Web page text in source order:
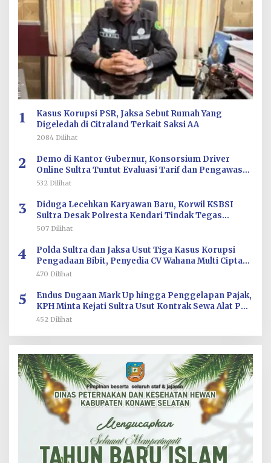
1
Kasus Korupsi PSR, Jaksa Sebut Rumah Yang
Digeledah di Citraland Terkait Saksi AA
2084 Dilihat
2
Demo di Kantor Gubernur, Konsorsium Driver
Online Sultra Tuntut Evaluasi Tarif dan Pengawasan
Aplikasi
532 Dilihat
3
Diduga Lecehkan Karyawan Baru, Korwil KSBSI
Sultra Desak Polresta Kendari Tindak Tegas
Oknum BM PT TSJ
507 Dilihat
4
Polda Sultra dan Jaksa Usut Tiga Kasus Korupsi
Pengadaan Bibit, Penyedia CV Wahana Multi Cipta
Terperiksa
470 Dilihat
5
Endus Dugaan Mark Up hingga Penggelapan Pajak,
KPH Minta Kejati Sultra Usut Kontrak Sewa Alat PT
Antam Kolaka–PT SJS
452 Dilihat